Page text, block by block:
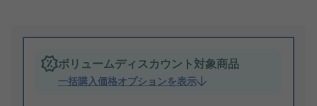
ボリュームディスカウント対象商品
一括購入価格オプションを表示